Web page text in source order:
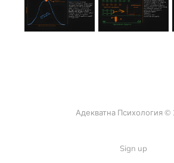
Адекватна Психология ©
Sign up